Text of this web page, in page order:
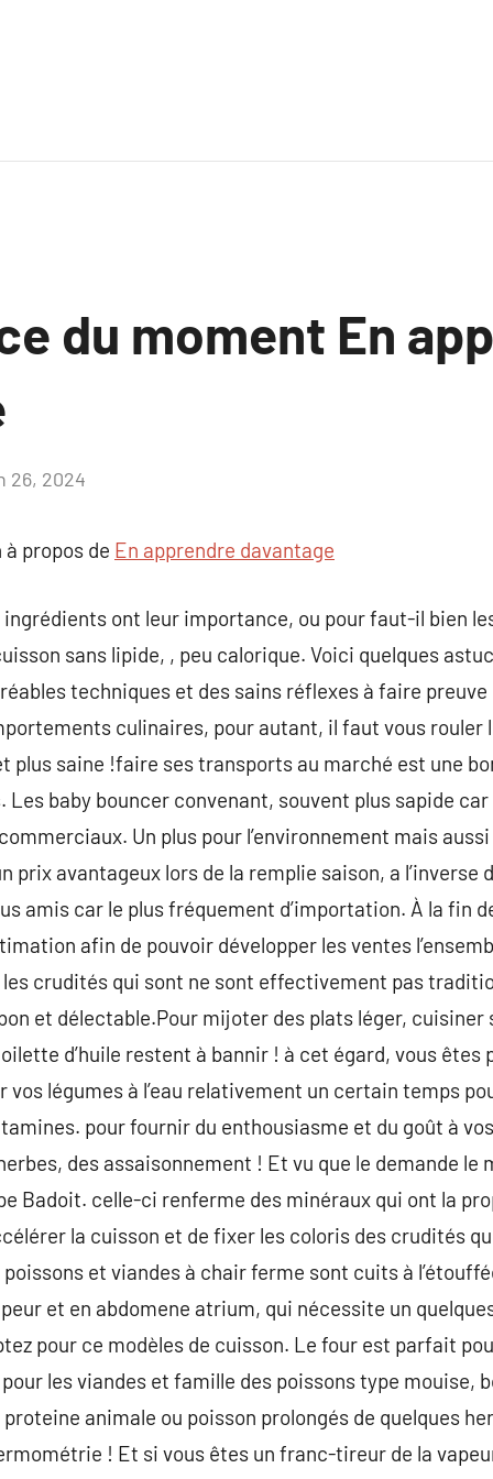
du moment En
26, 2024
propos de En apprendre davantage
ont leur importance, ou pour faut-il bien
sans lipide, , peu calorique. Voici quelques
techniques et des sains réflexes à faire preuve
culinaires, pour autant, il faut vous rouler
plus saine !faire ses transports au marché est une
baby bouncer convenant, souvent plus sapide
Un plus pour l’environnement mais
prix avantageux lors de la remplie saison, a l’inverse
amis car le plus fréquement d’importation. À la fin
afin de pouvoir développer les ventes
crudités qui sont ne sont effectivement pas
et délectable.Pour mijoter des plats léger, cuisiner
d’huile restent à bannir ! à cet égard, vous êtes
légumes à l’eau relativement un certain temps
pour fournir du enthousiasme et du goût à
des assaisonnement ! Et vu que le demande
Badoit. celle-ci renferme des minéraux qui ont la
la cuisson et de fixer les coloris des crudités
et viandes à chair ferme sont cuits à
et en abdomene atrium, qui nécessite un
pour ce modèles de cuisson. Le four est parfait
les viandes et famille des poissons type mouise,
animale ou poisson prolongés de quelques
! Et si vous êtes un franc-tireur de la